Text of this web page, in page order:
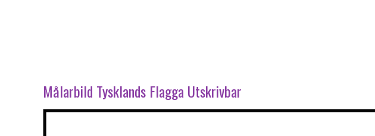
Målarbild Tysklands Flagga Utskrivbar